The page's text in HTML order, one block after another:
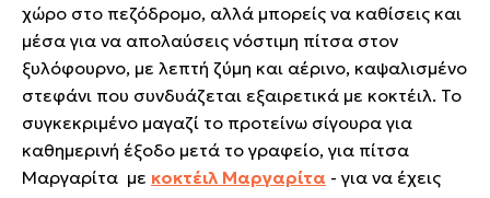
χώρο στο πεζόδρομο, αλλά μπορείς να καθίσεις και
μέσα για να απολαύσεις νόστιμη πίτσα στον
ξυλόφουρνο, με λεπτή ζύμη και αέρινο, καψαλισμένο
στεφάνι που συνδυάζεται εξαιρετικά με κοκτέιλ. Το
συγκεκριμένο μαγαζί το προτείνω σίγουρα για
καθημερινή έξοδο μετά το γραφείο, για πίτσα
Μαργαρίτα με κοκτέιλ Μαργαρίτα - για να έχεις